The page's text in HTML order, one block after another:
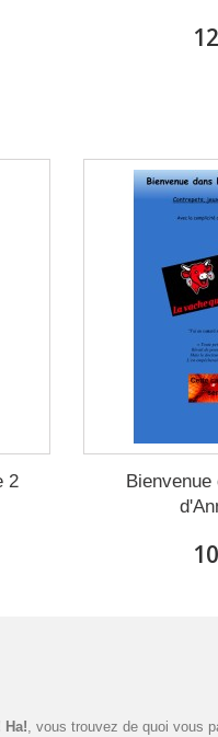
2
Ha!, vous trouvez de quoi vous